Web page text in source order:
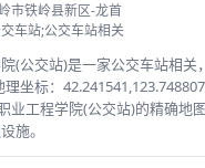
市铁岭县新区-龙首
车站;公交车站相关
(公交站)是一家公交车站相关
坐标：
业工程学院(公交站)的精确地
施。